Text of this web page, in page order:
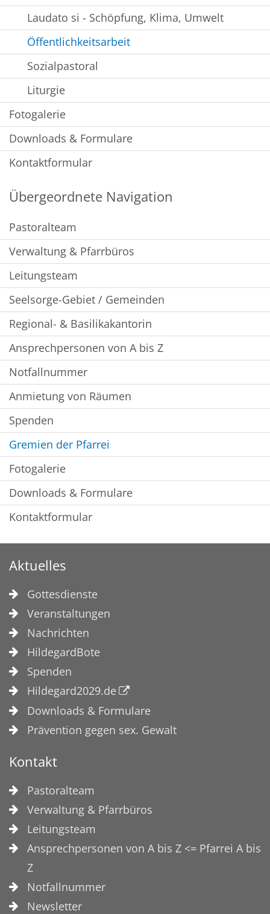
Laudato si - Schöpfung, Klima, Umwelt
Öffentlichkeitsarbeit
Sozialpastoral
Liturgie
Fotogalerie
Downloads & Formulare
Kontaktformular
Übergeordnete Navigation
Pastoralteam
Verwaltung & Pfarrbüros
Leitungsteam
Seelsorge-Gebiet / Gemeinden
Regional- & Basilikakantorin
Ansprechpersonen von A bis Z
Notfallnummer
Anmietung von Räumen
Spenden
Gremien der Pfarrei
Fotogalerie
Downloads & Formulare
Kontaktformular
Aktuelles
Gottesdienste
Veranstaltungen
Nachrichten
HildegardBote
Spenden
Hildegard2029.de
Downloads & Formulare
Prävention gegen sex. Gewalt
Kontakt
Pastoralteam
Verwaltung & Pfarrbüros
Leitungsteam
Ansprechpersonen von A bis Z <= Pfarrei A bis
Z
Notfallnummer
Newsletter